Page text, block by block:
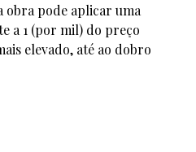
obra pode aplicar uma
a 1 (por mil) do preço
elevado, até ao dobro